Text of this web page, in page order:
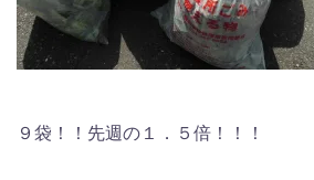
９袋！！先週の１．５倍！！！